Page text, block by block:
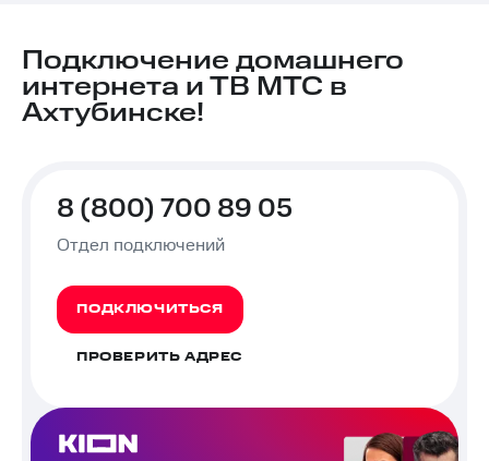
Подключение домашнего
интернета и ТВ МТС в
Ахтубинске!
8 (800) 700 89 05
Отдел подключений
ПОДКЛЮЧИТЬСЯ
ПРОВЕРИТЬ АДРЕС